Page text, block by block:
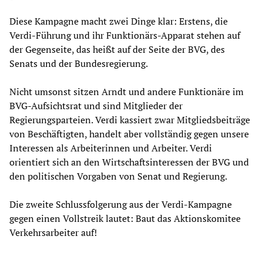
Diese Kampagne macht zwei Dinge klar: Erstens, die
Verdi-Führung und ihr Funktionärs-Apparat stehen auf
der Gegenseite, das heißt auf der Seite der BVG, des
Senats und der Bundesregierung.
Nicht umsonst sitzen Arndt und andere Funktionäre im
BVG-Aufsichtsrat und sind Mitglieder der
Regierungsparteien. Verdi kassiert zwar Mitgliedsbeiträge
von Beschäftigten, handelt aber vollständig gegen unsere
Interessen als Arbeiterinnen und Arbeiter. Verdi
orientiert sich an den Wirtschaftsinteressen der BVG und
den politischen Vorgaben von Senat und Regierung.
Die zweite Schlussfolgerung aus der Verdi-Kampagne
gegen einen Vollstreik lautet: Baut das Aktionskomitee
Verkehrsarbeiter auf!